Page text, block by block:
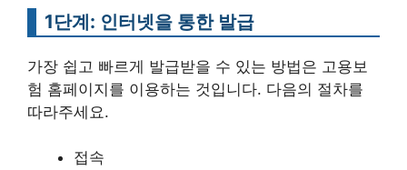
1단계: 인터넷을 통한 발급
가장 쉽고 빠르게 발급받을 수 있는 방법은 고용보
험 홈페이지를 이용하는 것입니다. 다음의 절차를
따라주세요.
접속